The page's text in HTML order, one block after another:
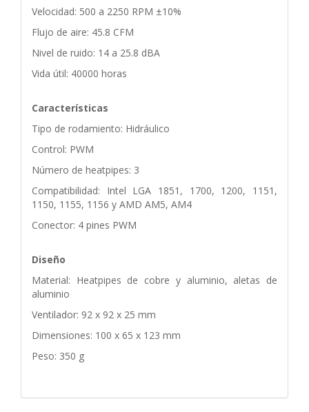
Velocidad: 500 a 2250 RPM ±10%
Flujo de aire: 45.8 CFM
Nivel de ruido: 14 a 25.8 dBA
Vida útil: 40000 horas
Características
Tipo de rodamiento: Hidráulico
Control: PWM
Número de heatpipes: 3
Compatibilidad: Intel LGA 1851, 1700, 1200, 1151,
1150, 1155, 1156 y AMD AM5, AM4
Conector: 4 pines PWM
Diseño
Material: Heatpipes de cobre y aluminio, aletas de
aluminio
Ventilador: 92 x 92 x 25 mm
Dimensiones: 100 x 65 x 123 mm
Peso: 350 g